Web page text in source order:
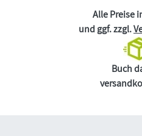
Alle Preise
und ggf. zzgl.
Buch